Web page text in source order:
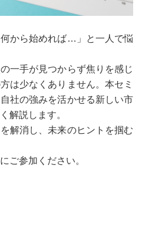
何から始めれば…」と一人で悩
一手が見つからず焦りを感じ
は少なくありません。本セミ
社の強みを活かせる新しい市
解説します。
解消し、未来のヒントを掴む
ご参加ください。